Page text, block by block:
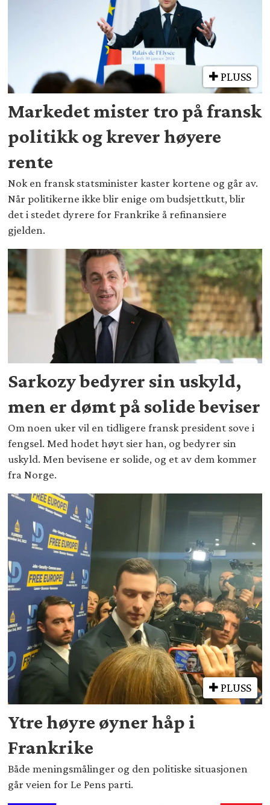
PLUSS
Markedet mister tro på fransk
politikk og krever høyere
rente
Nok en fransk statsminister kaster kortene og går av.
Når politikerne ikke blir enige om budsjettkutt, blir
det i stedet dyrere for Frankrike å refinansiere
gjelden.
Sarkozy bedyrer sin uskyld,
men er dømt på solide beviser
Om noen uker vil en tidligere fransk president sove i
fengsel. Med hodet høyt sier han, og bedyrer sin
uskyld. Men bevisene er solide, og et av dem kommer
fra Norge.
PLUSS
Ytre høyre øyner håp i
Frankrike
Både meningsmålinger og den politiske situasjonen
går veien for Le Pens parti.